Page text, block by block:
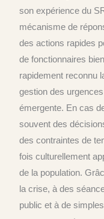
son expérience du
mécanisme de
des actions rapides
de fonctionnaires
rapidement reconnu
gestion des
émergente. En cas
souvent des
des contraintes de
fois culturellement
de la population.
la crise, à des
public et à de